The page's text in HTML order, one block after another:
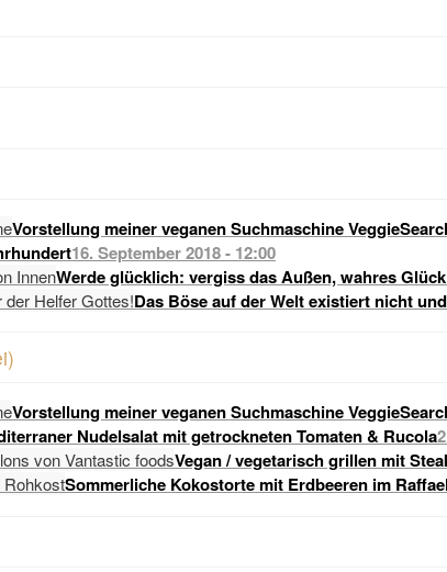
Vorstellung meiner veganen Suchmaschine
16. September 2018 - 12:00
Werde glücklich: vergiss das Außen, wahres
Das Böse auf der Welt existiert nicht
Vorstellung meiner veganen Suchmaschine
Nudelsalat mit getrockneten Tomaten & Rucola
Vegan / vegetarisch grillen mit
Sommerliche Kokostorte mit Erdbeeren im